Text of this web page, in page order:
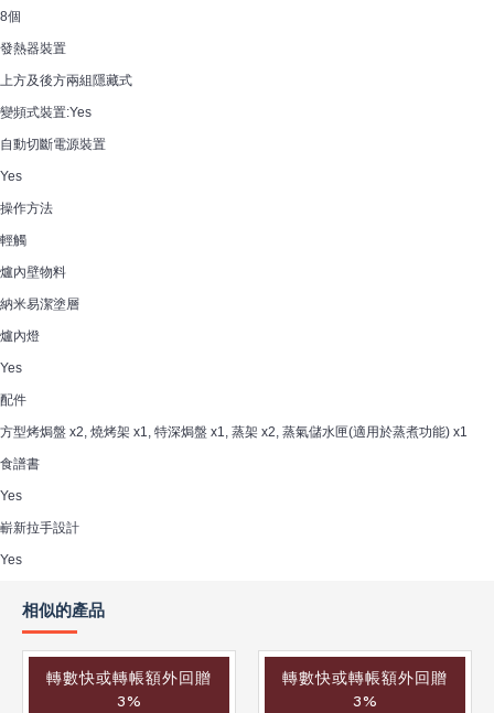
8個
發熱器裝置
上方及後方兩組隱藏式
變頻式裝置:Yes
自動切斷電源裝置
Yes
操作方法
輕觸
爐內壁物料
納米易潔塗層
爐內燈
Yes
配件
方型烤焗盤 x2, 燒烤架 x1, 特深焗盤 x1, 蒸架 x2, 蒸氣儲水匣(適用於蒸煮功能) x1
食譜書
Yes
嶄新拉手設計
Yes
相似的產品
轉數快或轉帳額外回贈
3%
轉數快或轉帳額外回贈
3%